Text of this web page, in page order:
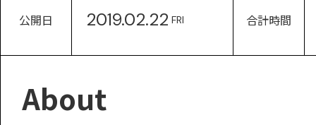
公開日 2019.02.22 FRI 合計時間
About